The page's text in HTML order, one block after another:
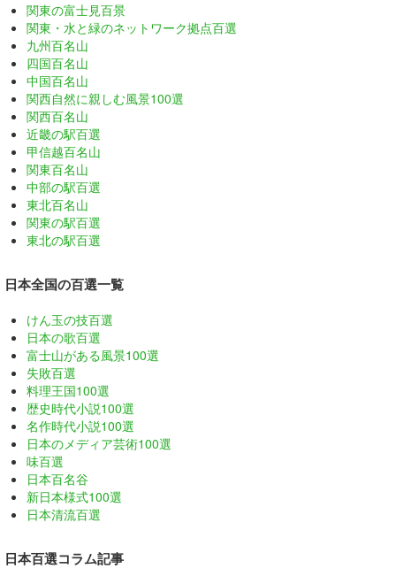
関東の富士見百景
関東・水と緑のネットワーク拠点百選
九州百名山
四国百名山
中国百名山
関西自然に親しむ風景100選
関西百名山
近畿の駅百選
甲信越百名山
関東百名山
中部の駅百選
東北百名山
関東の駅百選
東北の駅百選
日本全国の百選一覧
けん玉の技百選
日本の歌百選
富士山がある風景100選
失敗百選
料理王国100選
歴史時代小説100選
名作時代小説100選
日本のメディア芸術100選
味百選
日本百名谷
新日本様式100選
日本清流百選
日本百選コラム記事